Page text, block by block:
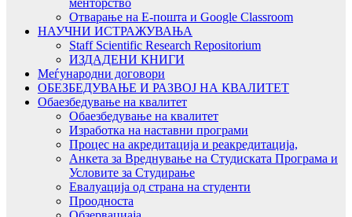
Отварање на Е-пошта и Google Classroom
НАУЧНИ ИСТРАЖУВАЊА
Staff Scientific Research Repositorium
ИЗДАДЕНИ КНИГИ
Меѓународни договори
ОБЕЗБЕДУВАЊЕ И РАЗВОЈ НА КВАЛИТЕТ
Обаезбедување на квалитет
Обаезбедување на квалитет
Изработка на наставни програми
Процес на акредитација и реакредитација,
Анкета за Вреднување на Студиската Програма и
Условите за Студирање
Евалуација од страна на студенти
Проодноста